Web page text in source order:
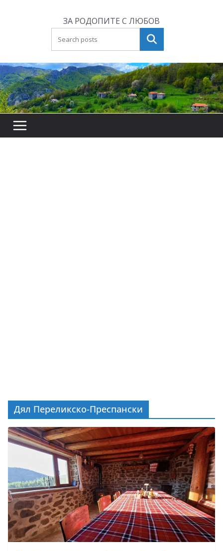
ЗА РОДОПИТЕ С ЛЮБОВ
Търсене
Дял Переликско-Преспански